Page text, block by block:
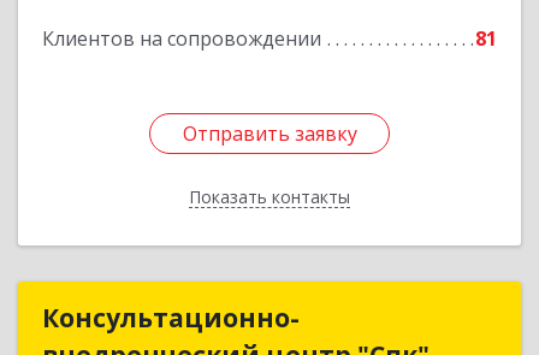
Клиентов на сопровождении 81
Отправить заявку
Показать контакты
Отправить заявку
Назад
Консультационно-Консультационно-